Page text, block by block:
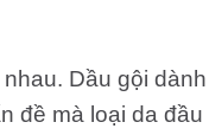
Dầu gội
đề mà loại da